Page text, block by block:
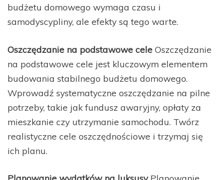
budżetu domowego wymaga czasu i
samodyscypliny, ale efekty są tego warte.
Oszczędzanie na podstawowe cele Oszczędzanie
na podstawowe cele jest kluczowym elementem
budowania stabilnego budżetu domowego.
Wprowadź systematyczne oszczędzanie na pilne
potrzeby, takie jak fundusz awaryjny, opłaty za
mieszkanie czy utrzymanie samochodu. Twórz
realistyczne cele oszczędnościowe i trzymaj się
ich planu.